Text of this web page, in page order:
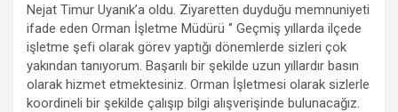
Nejat Timur Uyanık’a oldu. Ziyaretten duyduğu memnuniyeti
ifade eden Orman İşletme Müdürü ‘’ Geçmiş yıllarda ilçede
işletme şefi olarak görev yaptığı dönemlerde sizleri çok
yakından tanıyorum. Başarılı bir şekilde uzun yıllardır basın
olarak hizmet etmektesiniz. Orman İşletmesi olarak sizlerle
koordineli bir şekilde çalışıp bilgi alışverişinde bulunacağız.